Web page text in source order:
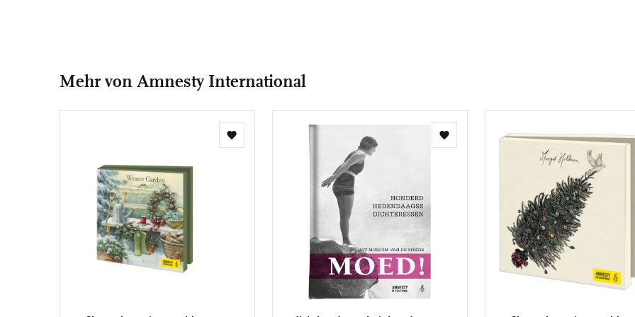
Mehr von Amnesty International
Zur
Zur